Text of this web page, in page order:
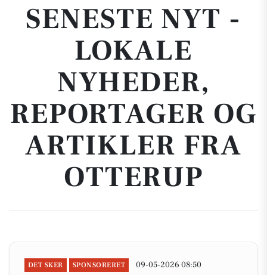
SENESTE NYT -
LOKALE
NYHEDER,
REPORTAGER OG
ARTIKLER FRA
OTTERUP
DET SKER SPONSORERET 09-05-2026 08:50